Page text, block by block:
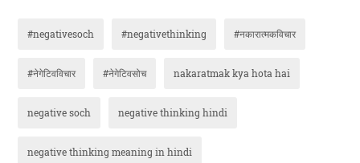
#negativesoch #negativethinking #नकारात्मकविचार
#नेगेटिवविचार #नेगेटिवसोच nakaratmak kya hota hai
negative soch negative thinking hindi
negative thinking meaning in hindi